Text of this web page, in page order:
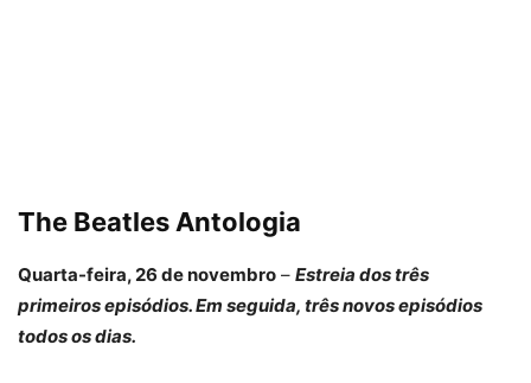
The Beatles Antologia
Quarta-feira, 26 de novembro – Estreia dos três
primeiros episódios. Em seguida, três novos episódios
todos os dias.